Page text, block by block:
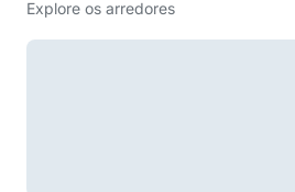
Explore os arredores